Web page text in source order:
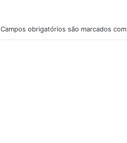
Campos obrigatórios são marcados com